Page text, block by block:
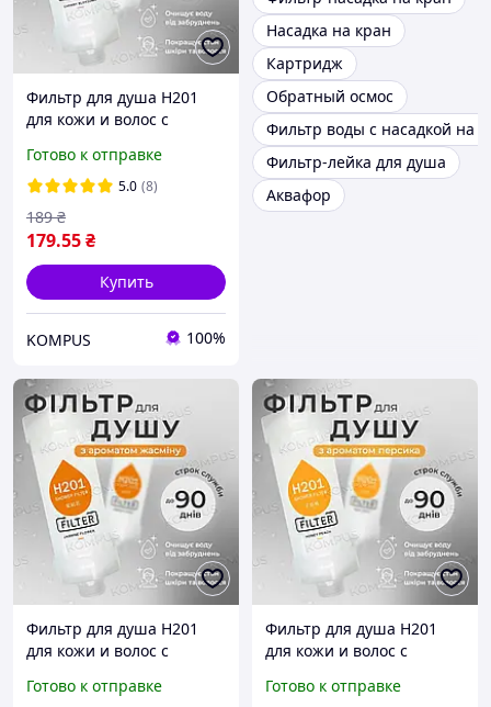
Фильтр для душа H201
для кожи и волос с
BLOSSOMS
Готово к отправке
5.0 (8)
179.55₴
189 ₴
Купить
KOMPUS 100%
Насадка на кран
Картридж
Обратный осмос
Фильтр воды с насадкой на
Фильтр-лейка для душа
Аквафор
Фильтр для душа H201
для кожи и волос с
JASMINE FLOWER
Готово к отправке
Фильтр для душа H201
для кожи и волос с
персика HONEY PEACH
Готово к отправке